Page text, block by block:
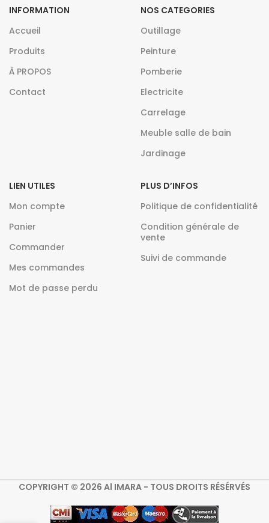
INFORMATION
Accueil
Produits
À PROPOS
Contact
NOS CATEGORIES
Outillage
Peinture
Pomberie
Electricite
Carrelage
Meuble salle de bain
Jardinage
LIEN UTILES
Mon compte
Panier
Commander
Mes commandes
Mot de passe perdu
PLUS D’INFOS
Politique de confidentialité
Condition générale de
vente
Suivi de commande
COPYRIGHT © 2026 Al IMARA - TOUS DROITS RÉSÉRVÉS